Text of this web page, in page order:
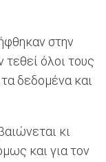
στην
τεθεί όλοι τους
δεδομένα και
κι
και για τον